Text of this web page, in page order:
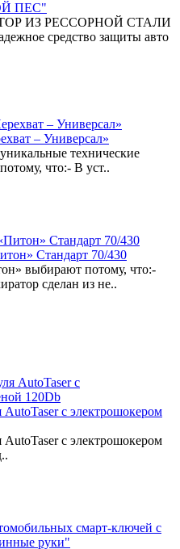
ПЕС"
ИЗ РЕССОРНОЙ СТАЛИ
средство защиты авто
– Универсал»
технические
что:- В уст..
Стандарт 70/430
выбирают потому, что:-
сделан из не..
с электрошокером
с электрошокером